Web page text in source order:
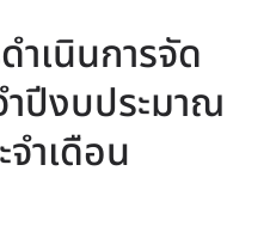
ำเนินการจัด
ำปีงบประมาณ
ำเดือน